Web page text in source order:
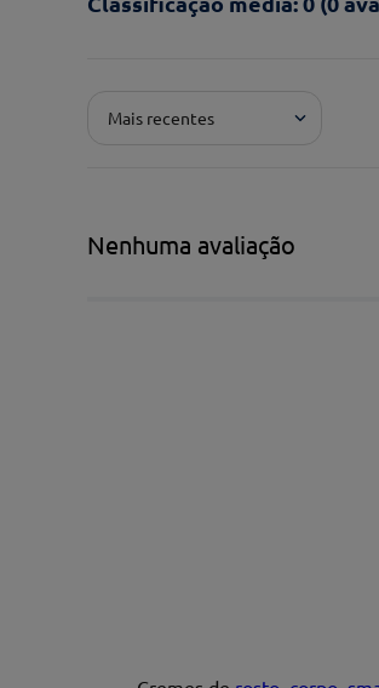
Pontuação*
Mais recentes
Nenhuma avaliação